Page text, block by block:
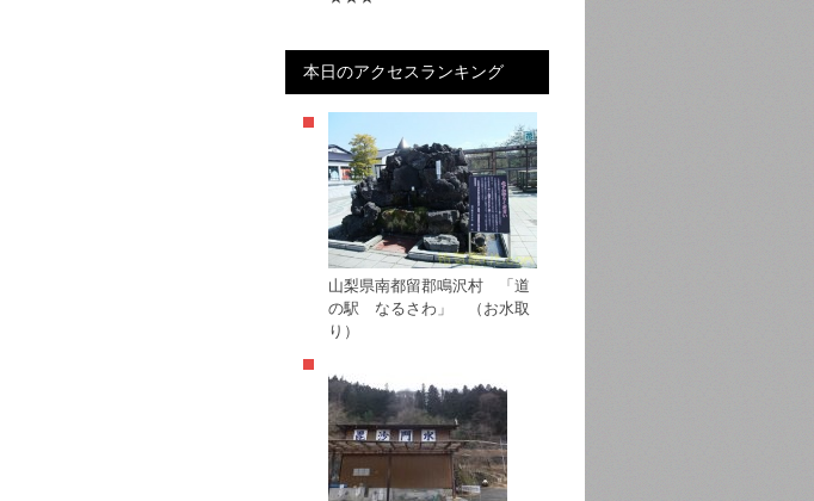
本日のアクセスランキング
山梨県南都留郡鳴沢村 「道
の駅 なるさわ」 （お水取
り）